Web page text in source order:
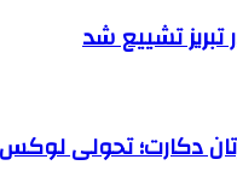
تشییع شد
دکارت؛ تحولی